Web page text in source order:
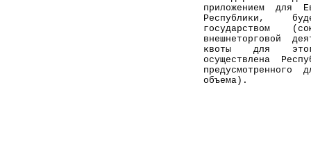
приложением  для
Республики,
государством
внешнеторговой
квоты    для
осуществлена
предусмотренного